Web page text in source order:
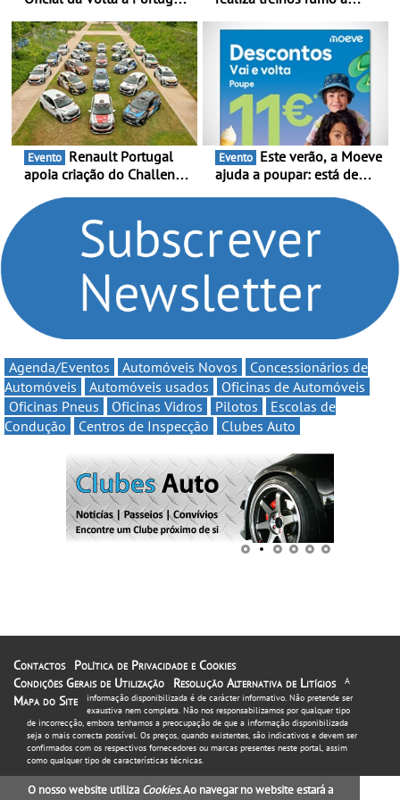
presença nacional ao lado
da mítica prova de ciclismo
e leva a sua gama SUV
multi-energia às estradas
de Portugal
Portugal Karting e mira boa
estreia - O Campeonato
Portugal Karting 2026
decorre entre 1 de Março e
6 de Setembro
Evento
apoia criação do Challenge
compromisso com o
automobilismo nacional
continua em 2026
Evento
ajuda a poupar: está de
Volta” com descontos de
Agenda/Eventos Automóveis Novos
Concessionários de
Automóveis
Automóveis usados
Oficinas de Automóveis
Oficinas Pneus
Oficinas Vidros Pilotos
Escolas de
Condução
Centros de Inspecção Clubes Auto
Contactos
Política de Privacidade e Cookies
Condições Gerais de Utilização
Resolução Alternativa de Litígios
Mapa do Site
A
informação disponibilizada é de carácter informativo. Não pretende ser
exaustiva nem completa. Não nos responsabilizamos por qualquer tipo
de incorrecção, embora tenhamos a preocupação de que a informação disponibilizada
seja o mais correcta possível. Os preços, quando existentes, são indicativos e devem ser
confirmados com os respectivos fornecedores ou marcas presentes neste portal, assim
como qualquer tipo de características técnicas.
O nosso website utiliza Cookies. Ao navegar no website estará a